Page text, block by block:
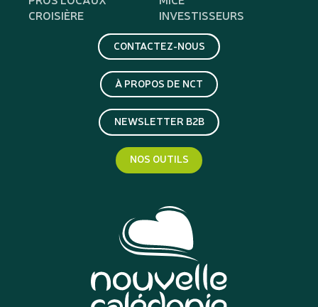
CROISIÈRE
INVESTISSEURS
CONTACTEZ-NOUS
À PROPOS DE NCT
NEWSLETTER B2B
NOS OUTILS